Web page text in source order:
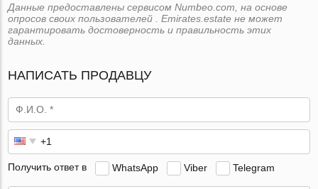
Данные предоставлены сервисом Numbeo.com, на основе
опросов своих пользователей . Emirates.estate не может
гарантировать достоверность и правильность этих
данных.
НАПИСАТЬ ПРОДАВЦУ
Получить ответ в WhatsApp Viber Telegram